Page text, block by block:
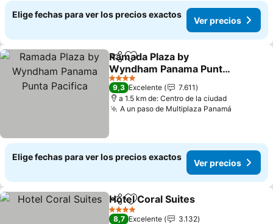
Elige fechas para ver los precios exactos
Ver precios
CompartirAgregar a favoritos
Ramada Plaza by
Wyndham Panama Punta
Pacifica
Ver precios
4 Estrellas
9,3 Excelente
7.611
a 1.5 km de: Centro de la ciudad
A un paso de Multiplaza Panamá
Elige fechas para ver los precios exactos
Ver precios
CompartirAgregar a favoritos
Hotel Coral Suites
4 Estrellas
8,7 Excelente
3.132